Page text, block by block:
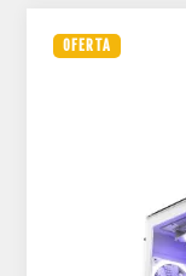
OFERTA